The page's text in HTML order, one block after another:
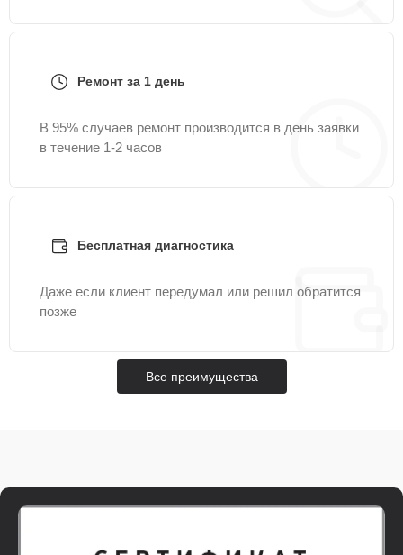
Ремонт за 1 день
В 95% случаев ремонт производится в день заявки
в течение 1-2 часов
Бесплатная диагностика
Даже если клиент передумал или решил обратится
позже
Все преимущества